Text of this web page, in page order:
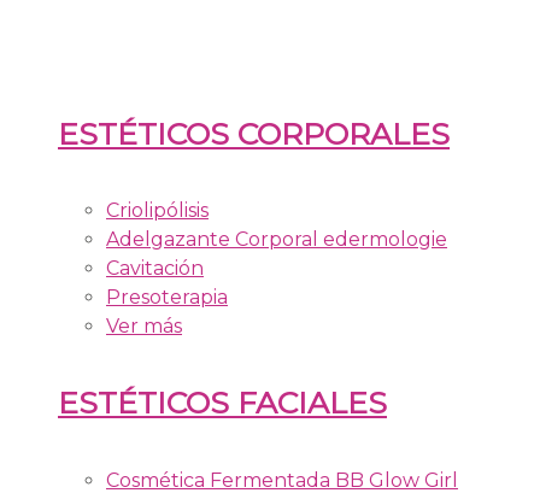
ESTÉTICOS CORPORALES
Criolipólisis
Adelgazante Corporal edermologie
Cavitación
Presoterapia
Ver más
ESTÉTICOS FACIALES
Cosmética Fermentada BB Glow Girl